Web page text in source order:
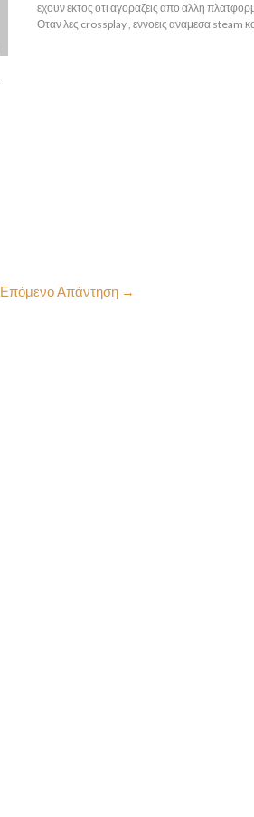
εχουν εκτος οτι αγοραζεις απο αλλη
Οταν λες crossplay , εννοεις αναμεσα steam
Επόμενο Απάντηση →